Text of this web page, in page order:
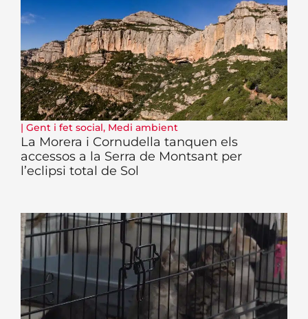
| Gent i fet social, Medi ambient
La Morera i Cornudella tanquen els
accessos a la Serra de Montsant per
l’eclipsi total de Sol